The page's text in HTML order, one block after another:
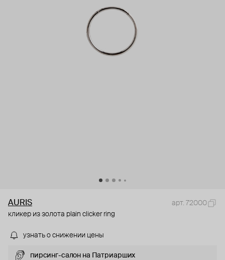
AURIS
арт. 72000
кликер из золота plain clicker ring
узнать о снижении цены
пирсинг-салон на Патриарших